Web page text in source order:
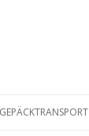
Inhalt
GEPÄCKTRANSPORT